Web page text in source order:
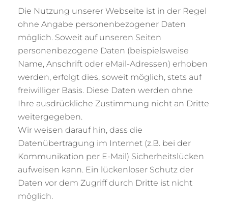
Die Nutzung unserer Webseite ist in der Regel
ohne Angabe personenbezogener Daten
möglich. Soweit auf unseren Seiten
personenbezogene Daten (beispielsweise
Name, Anschrift oder eMail-Adressen) erhoben
werden, erfolgt dies, soweit möglich, stets auf
freiwilliger Basis. Diese Daten werden ohne
Ihre ausdrückliche Zustimmung nicht an Dritte
weitergegeben.
Wir weisen darauf hin, dass die
Datenübertragung im Internet (z.B. bei der
Kommunikation per E-Mail) Sicherheitslücken
aufweisen kann. Ein lückenloser Schutz der
Daten vor dem Zugriff durch Dritte ist nicht
möglich.